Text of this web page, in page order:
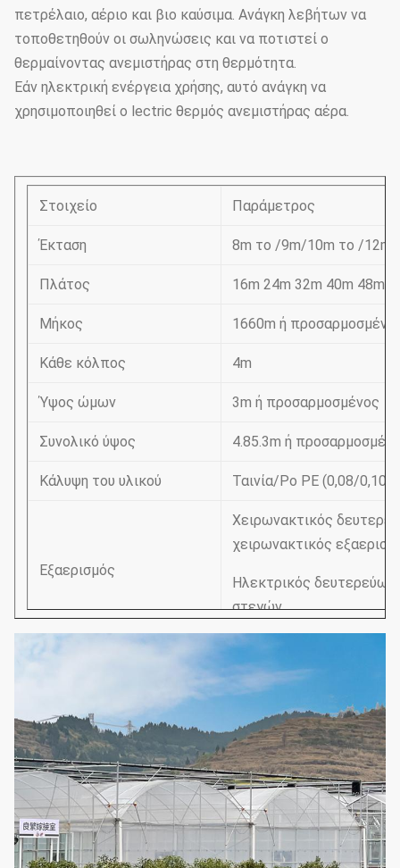
πετρέλαιο, αέριο και βιο καύσιμα. Ανάγκη λεβήτων να
τοποθετηθούν οι σωληνώσεις και να ποτιστεί ο
θερμαίνοντας ανεμιστήρας στη θερμότητα.
Εάν ηλεκτρική ενέργεια χρήσης, αυτό ανάγκη να
χρησιμοποιηθεί ο lectric θερμός ανεμιστήρας αέρα.
Στοιχείο Παράμετρος
Έκταση 8m το /9m/10m το /12m
Πλάτος 16m 24m 32m 40m 48m
Μήκος 1660m ή
Κάθε κόλπος 4m
Ύψος ώμων 3m ή προσαρμοσμένος
Συνολικό ύψος 4.85.3m ή
Κάλυψη του υλικού Ταινία/Po PE (0,08/
Εξαερισμός
Χειρωνακτικός
χειρωνακτικός
Ηλεκτρικός δευτερεύων
στεγών
Ενισχυτικό σύστημα
(επιλέξτε σύμφωνα με
τις ανάγκες σας)
Σύστημα συστημάτων
εσωτερικό
σκίαση του συστήματος
Η απόσταση αψίδων 1.33m / 1.2/1,0/2,0 ή
Διάμετρος αψίδων 25mm, 32mm, 48mm ή
50mm, 60mm, 76mm,